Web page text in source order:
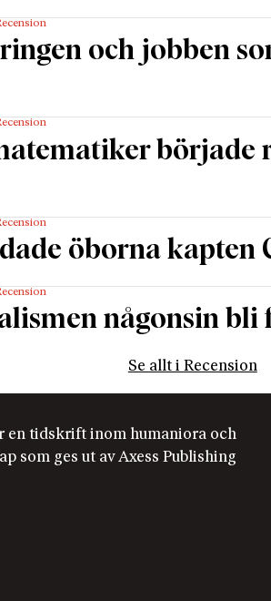
och jobben
började
öborna kapten
någonsin bli
Se allt i Recension
en tidskrift inom humaniora och
som ges ut av Axess Publishing